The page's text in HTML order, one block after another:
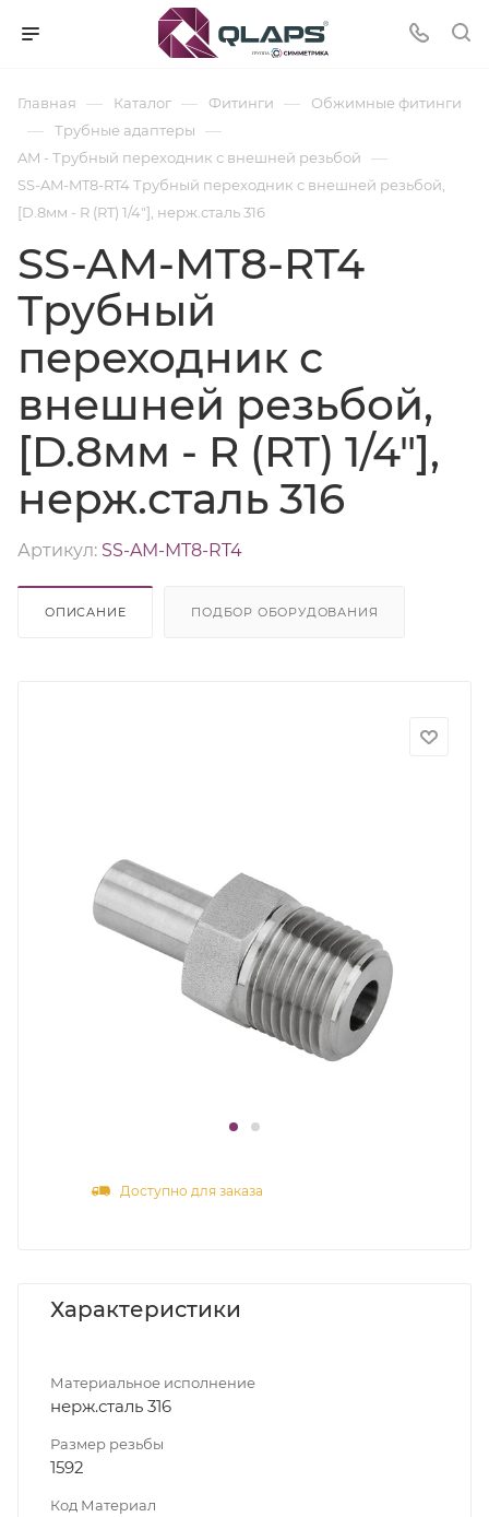
Главная — Каталог — Фитинги — Обжимные фитинги
— Трубные адаптеры —
AM - Трубный переходник с внешней резьбой —
SS-AM-MT8-RT4 Трубный переходник с внешней резьбой,
[D.8мм - R (RT) 1/4"], нерж.сталь 316
SS-AM-MT8-RT4
Трубный
переходник с
внешней резьбой,
[D.8мм - R (RT) 1/4"],
нерж.сталь 316
Артикул: SS-AM-MT8-RT4
ОПИСАНИЕ ПОДБОР ОБОРУДОВАНИЯ
Доступно для заказа
Характеристики
Материальное исполнение
нерж.сталь 316
Размер резьбы
1592
Код Материал